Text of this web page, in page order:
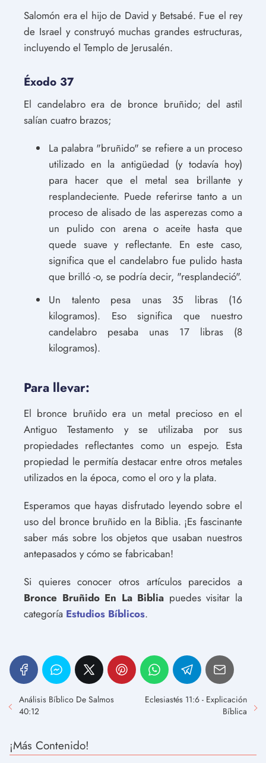
Salomón era el hijo de David y Betsabé. Fue el rey
de Israel y construyó muchas grandes estructuras,
incluyendo el Templo de Jerusalén.
Éxodo 37
El candelabro era de bronce bruñido; del astil
salían cuatro brazos;
La palabra "bruñido" se refiere a un proceso
utilizado en la antigüedad (y todavía hoy)
para hacer que el metal sea brillante y
resplandeciente. Puede referirse tanto a un
proceso de alisado de las asperezas como a
un pulido con arena o aceite hasta que
quede suave y reflectante. En este caso,
significa que el candelabro fue pulido hasta
que brilló -o, se podría decir, "resplandeció".
Un talento pesa unas 35 libras (16
kilogramos). Eso significa que nuestro
candelabro pesaba unas 17 libras (8
kilogramos).
Para llevar:
El bronce bruñido era un metal precioso en el
Antiguo Testamento y se utilizaba por sus
propiedades reflectantes como un espejo. Esta
propiedad le permitía destacar entre otros metales
utilizados en la época, como el oro y la plata.
Esperamos que hayas disfrutado leyendo sobre el
uso del bronce bruñido en la Biblia. ¡Es fascinante
saber más sobre los objetos que usaban nuestros
antepasados y cómo se fabricaban!
Si quieres conocer otros artículos parecidos a
Bronce Bruñido En La Biblia puedes visitar la
categoría Estudios Bíblicos.
Análisis Bíblico De Salmos
40:12
Eclesiastés 11:6 - Explicación
Bíblica
¡Más Contenido!